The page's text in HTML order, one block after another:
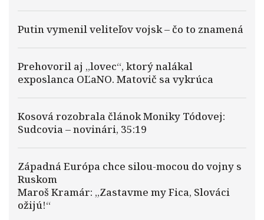
Putin vymenil veliteľov vojsk – čo to znamená
Prehovoril aj „lovec“, ktorý nalákal
exposlanca OĽaNO. Matovič sa vykrúca
Kosová rozobrala článok Moniky Tódovej:
Sudcovia – novinári, 35:19
Západná Európa chce silou-mocou do vojny s
Ruskom
Maroš Kramár: „Zastavme my Fica, Slováci
ožijú!“